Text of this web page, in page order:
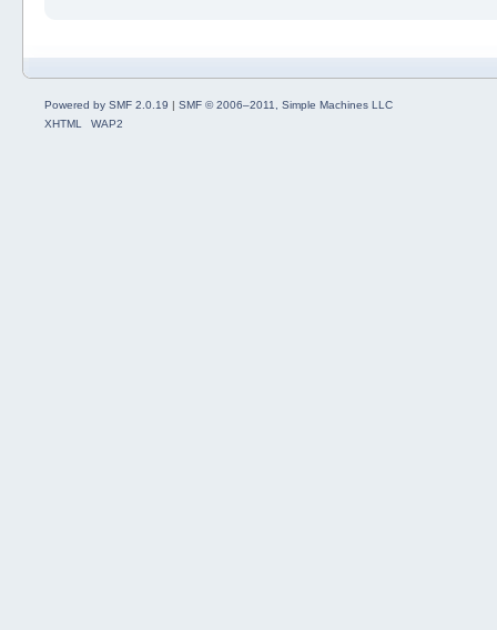
Powered by SMF 2.0.19 | SMF © 2006–2011, Simple Machines LLC
XHTML
WAP2